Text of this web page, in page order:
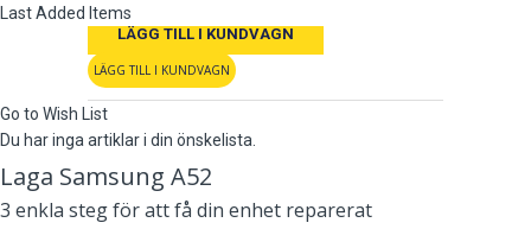
Last Added Items
LÄGG TILL I KUNDVAGN
LÄGG TILL I KUNDVAGN
Go to Wish List
Du har inga artiklar i din önskelista.
Laga Samsung A52
3 enkla steg för att få din enhet reparerat